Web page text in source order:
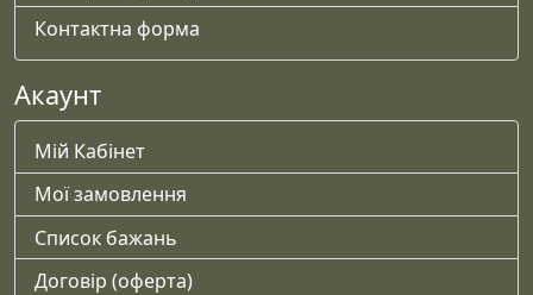
Контактна форма
Акаунт
Мій Кабінет
Мої замовлення
Список бажань
Договір (оферта)